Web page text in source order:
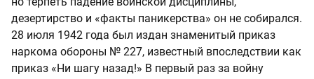
дезертирство и «факты паникерства» он не собирался.
28 июля 1942 года был издан знаменитый приказ
наркома обороны № 227, известный впоследствии как
приказ «Ни шагу назад!» В первый раз за войну